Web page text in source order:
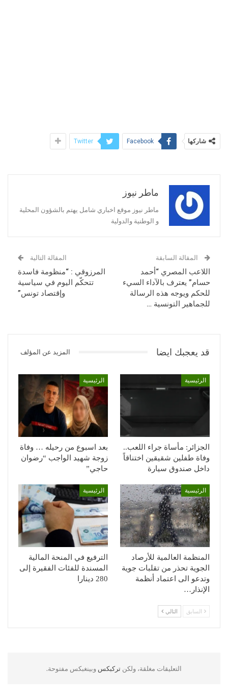
شاركها Facebook
Twitter
ماطر نيوز
ماطر نيوز موقع اخباري شامل يهتم بالشؤون المحلية
و الوطنية والدولية
المقالة السابقة
اللاعب المصري “أحمد
حسام” يعترف بالآداء السيء
للحكم ويوجه هذه الرسالة
للجماهير التونسية …
المقالة التالية
المرزوقي : “منظومة فاسدة
تتحكّم اليوم في سياسية
وإقتصاد تونس”
قد يعجبك ايضا المزيد عن المؤلف
الرئيسية
الجزائر: مأساة جراء اللعب..
وفاة طفلين شقيقين اختناقاً
داخل صندوق سيارة
الرئيسية
بعد اسبوع من رحيله … وفاة
زوجة شهيد الواجب “رضوان
حاجي”
الرئيسية
المنظمة العالمية للأرصاد
الجوية تحذر من تقلبات جوية
وتدعو الى اعتماد أنظمة
الإنذار…
الرئيسية
الترفيع في المنحة المالية
المسندة للفئات الفقيرة إلى
280 دينارا
السابق التالي
التعليقات مغلقة، ولكن تركبكس وبينغبكس مفتوحة.